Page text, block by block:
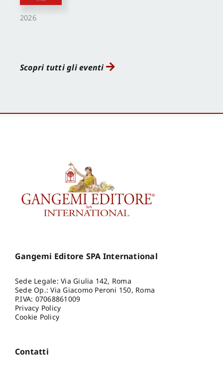
2026
Scopri tutti gli eventi
Gangemi Editore SPA International
Sede Legale: Via Giulia 142, Roma
Sede Op.: Via Giacomo Peroni 150, Roma
P.IVA: 07068861009
Privacy Policy
Cookie Policy
Contatti